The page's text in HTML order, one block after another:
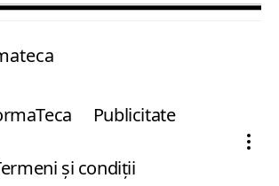
Publicitate
şi condiţii